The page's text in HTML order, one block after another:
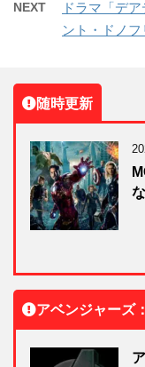
NEXT
ドラマ「デ
ント・ドノ
随時更新
アベンジャーズ